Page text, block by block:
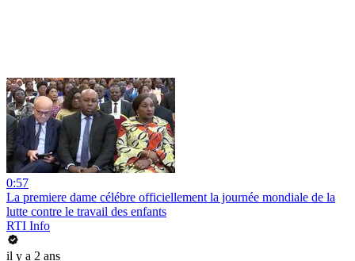
0:57
La premiere dame célébre officiellement la journée mondiale de la
lutte contre le travail des enfants
RTI Info
il y a 2 ans